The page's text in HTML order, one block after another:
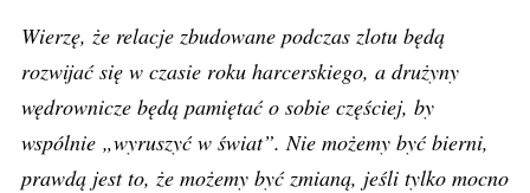
Wierzę, że relacje zbudowane podczas zlotu będą
rozwijać się w czasie roku harcerskiego, a drużyny
wędrownicze będą pamiętać o sobie częściej, by
wspólnie „wyruszyć w świat”. Nie możemy być bierni,
prawdą jest to, że możemy być zmianą, jeśli tylko mocno